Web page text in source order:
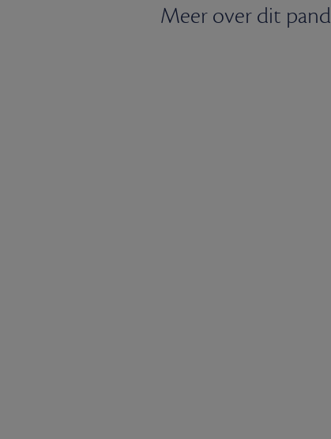
Meer over dit pand